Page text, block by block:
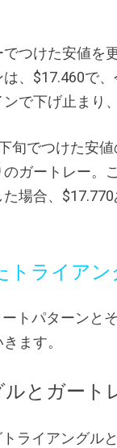
つけた安値を
、$17.460で
で下げ止まり
旬でつけた安
ガートレー。
場合、
ライアン
トパターンと
ます。
ルとガート
ライアングル